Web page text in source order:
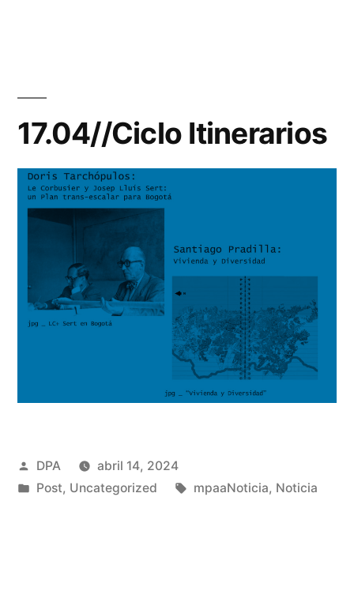
17.04//Ciclo Itinerarios
Publicado
por
DPA
abril 14, 2024
Publicado
Post, Uncategorized Etiquetas:
mpaaNoticia, Noticia